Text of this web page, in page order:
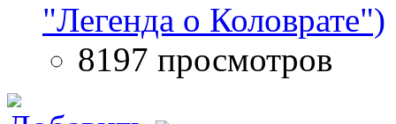
"Легенда о Коловрате")
8197 просмотров